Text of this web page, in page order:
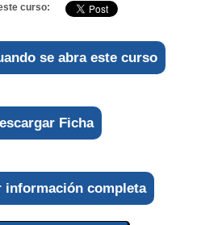
curso:
se abra este curso
Ficha
información completa